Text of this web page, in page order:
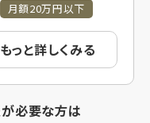
月額20万円以下
もっと詳しくみる
必要な方は